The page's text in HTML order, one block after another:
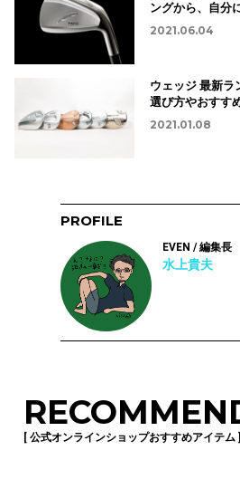
ングから、自分
2021.06.04
ウェッジ 最新ラ
選び方やおすす
2021.01.08
PROFILE
EVEN / 編集長
水上貴夫
[ 公式オンラインショップおすすめアイテム ]